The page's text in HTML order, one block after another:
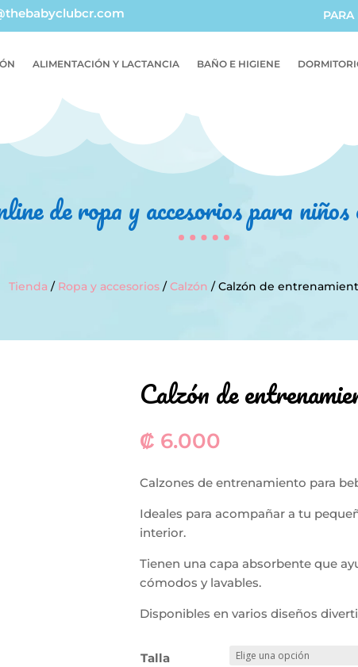
PARA
ALIMENTACIÓN Y LACTANCIA BAÑO E HIGIENE
de ropa y accesorios para
Tienda / Ropa y accesorios/Calzón / Calzón de
Calzón de
₡ 6.000
Calzones de entrenamiento para
Ideales para acompañar a tu
interior.
Tienen una capa absorbente que
cómodos y lavables.
Disponibles en varios diseños
Talla